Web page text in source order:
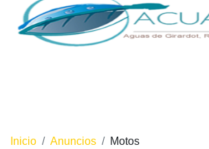
Inicio Anuncios Motos